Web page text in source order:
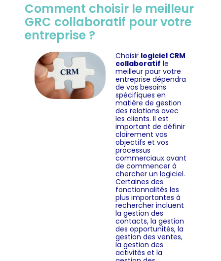
Comment choisir le meilleur
GRC collaboratif pour votre
entreprise ?
Choisir logiciel CRM
collaboratif le
meilleur pour votre
entreprise dépendra
de vos besoins
spécifiques en
matière de gestion
des relations avec
les clients. Il est
important de définir
clairement vos
objectifs et vos
processus
commerciaux avant
de commencer à
chercher un logiciel.
Certaines des
fonctionnalités les
plus importantes à
rechercher incluent
la gestion des
contacts, la gestion
des opportunités, la
gestion des ventes,
la gestion des
activités et la